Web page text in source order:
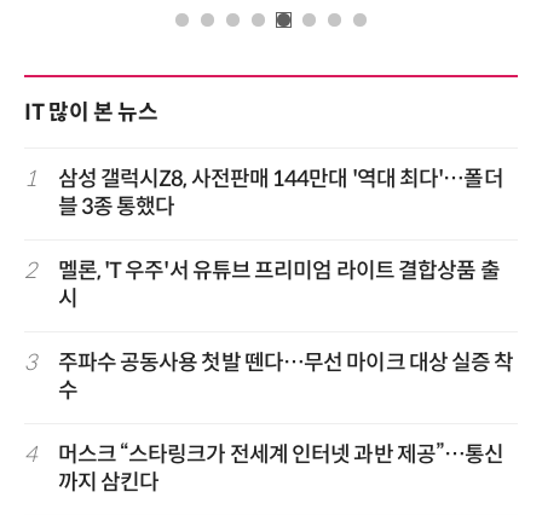
IT 많이 본 뉴스
1
삼성 갤럭시Z8, 사전판매 144만대 '역대 최다'…폴더
블 3종 통했다
2
멜론, 'T 우주'서 유튜브 프리미엄 라이트 결합상품 출
시
3
주파수 공동사용 첫발 뗀다…무선 마이크 대상 실증 착
수
4
머스크 “스타링크가 전세계 인터넷 과반 제공”…통신
까지 삼킨다